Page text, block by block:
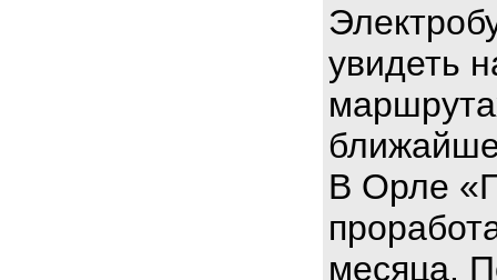
увидеть
В Орле
месяца.